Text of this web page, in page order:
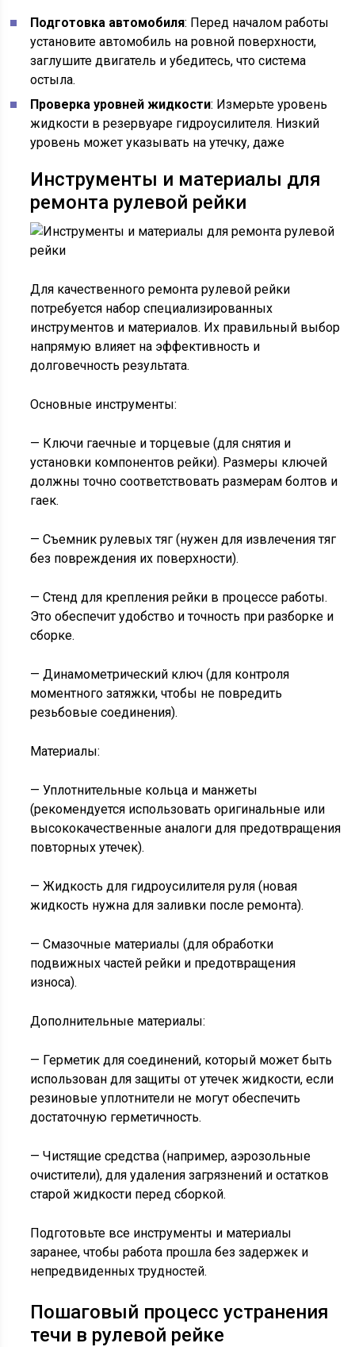
Подготовка автомобиля: Перед началом работы
установите автомобиль на ровной поверхности,
заглушите двигатель и убедитесь, что система
остыла.
Проверка уровней жидкости: Измерьте уровень
жидкости в резервуаре гидроусилителя. Низкий
уровень может указывать на утечку, даже
Инструменты и материалы для
ремонта рулевой рейки
Для качественного ремонта рулевой рейки
потребуется набор специализированных
инструментов и материалов. Их правильный выбор
напрямую влияет на эффективность и
долговечность результата.
Основные инструменты:
— Ключи гаечные и торцевые (для снятия и
установки компонентов рейки). Размеры ключей
должны точно соответствовать размерам болтов и
гаек.
— Съемник рулевых тяг (нужен для извлечения тяг
без повреждения их поверхности).
— Стенд для крепления рейки в процессе работы.
Это обеспечит удобство и точность при разборке и
сборке.
— Динамометрический ключ (для контроля
моментного затяжки, чтобы не повредить
резьбовые соединения).
Материалы:
— Уплотнительные кольца и манжеты
(рекомендуется использовать оригинальные или
высококачественные аналоги для предотвращения
повторных утечек).
— Жидкость для гидроусилителя руля (новая
жидкость нужна для заливки после ремонта).
— Смазочные материалы (для обработки
подвижных частей рейки и предотвращения
износа).
Дополнительные материалы:
— Герметик для соединений, который может быть
использован для защиты от утечек жидкости, если
резиновые уплотнители не могут обеспечить
достаточную герметичность.
— Чистящие средства (например, аэрозольные
очистители), для удаления загрязнений и остатков
старой жидкости перед сборкой.
Подготовьте все инструменты и материалы
заранее, чтобы работа прошла без задержек и
непредвиденных трудностей.
Пошаговый процесс устранения
течи в рулевой рейке